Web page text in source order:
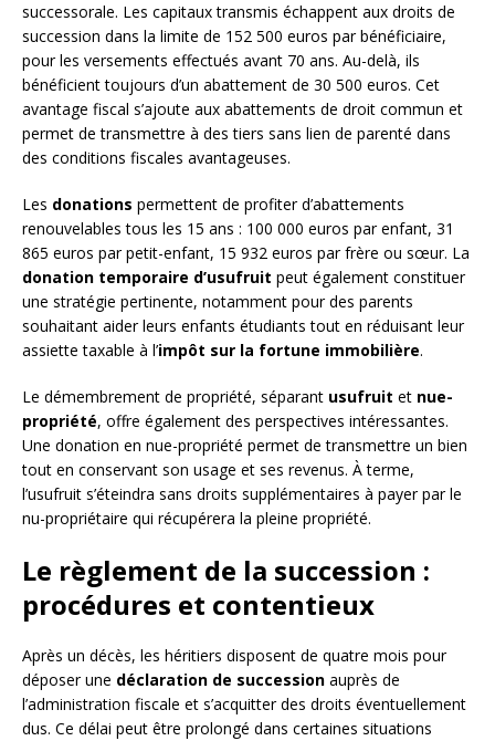
successorale. Les capitaux transmis échappent aux droits de
succession dans la limite de 152 500 euros par bénéficiaire,
pour les versements effectués avant 70 ans. Au-delà, ils
bénéficient toujours d’un abattement de 30 500 euros. Cet
avantage fiscal s’ajoute aux abattements de droit commun et
permet de transmettre à des tiers sans lien de parenté dans
des conditions fiscales avantageuses.
Les donations permettent de profiter d’abattements
renouvelables tous les 15 ans : 100 000 euros par enfant, 31
865 euros par petit-enfant, 15 932 euros par frère ou sœur. La
donation temporaire d’usufruit peut également constituer
une stratégie pertinente, notamment pour des parents
souhaitant aider leurs enfants étudiants tout en réduisant leur
assiette taxable à l’impôt sur la fortune immobilière.
Le démembrement de propriété, séparant usufruit et nue-
propriété, offre également des perspectives intéressantes.
Une donation en nue-propriété permet de transmettre un bien
tout en conservant son usage et ses revenus. À terme,
l’usufruit s’éteindra sans droits supplémentaires à payer par le
nu-propriétaire qui récupérera la pleine propriété.
Le règlement de la succession :
procédures et contentieux
Après un décès, les héritiers disposent de quatre mois pour
déposer une déclaration de succession auprès de
l’administration fiscale et s’acquitter des droits éventuellement
dus. Ce délai peut être prolongé dans certaines situations